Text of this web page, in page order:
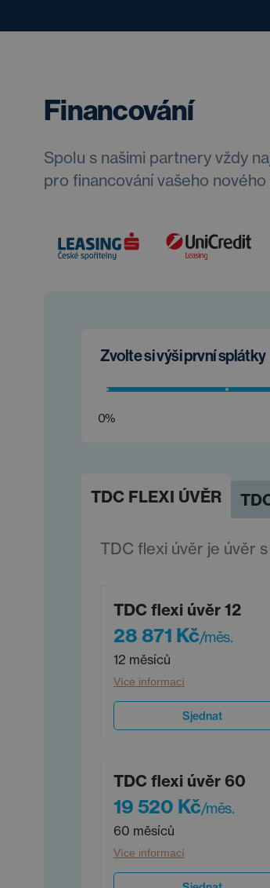
Financování
Spolu s našimi partnery vždy
pro financování vašeho nového
Zvolte si výši první splátky
0%
TDC FLEXI ÚVĚR
TDC flexi úvěr je úvěr
TDC flexi úvěr 12
28 871 Kč/měs.
12 měsíců
Více informací
Sjednat
TDC flexi úvěr 60
19 520 Kč/měs.
60 měsíců
Více informací